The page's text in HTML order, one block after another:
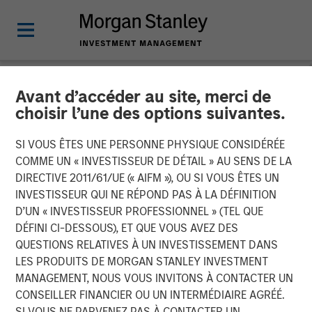
Avant d’accéder au site, merci de
choisir l’une des options suivantes.
SI VOUS ÊTES UNE PERSONNE PHYSIQUE CONSIDÉRÉE
COMME UN « INVESTISSEUR DE DÉTAIL » AU SENS DE LA
DIRECTIVE 2011/61/UE (« AIFM »), OU SI VOUS ÊTES UN
INVESTISSEUR QUI NE RÉPOND PAS À LA DÉFINITION
D’UN « INVESTISSEUR PROFESSIONNEL » (TEL QUE
DÉFINI CI-DESSOUS), ET QUE VOUS AVEZ DES
QUESTIONS RELATIVES À UN INVESTISSEMENT DANS
LES PRODUITS DE MORGAN STANLEY INVESTMENT
MANAGEMENT, NOUS VOUS INVITONS À CONTACTER UN
CONSEILLER FINANCIER OU UN INTERMÉDIAIRE AGRÉÉ.
NEWSROOM
The Carlyle Group Acquires
Leading Pet Health and
Nutrition Provider Manna
Pro Products from Morgan
Stanley Capital Partners
06 NOVEMBRE 2020